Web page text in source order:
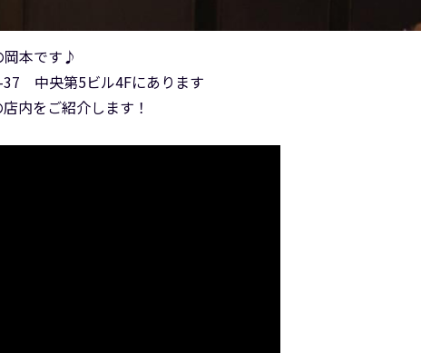
岡本です♪
37 中央第5ビル4Fにあります
内をご紹介します！